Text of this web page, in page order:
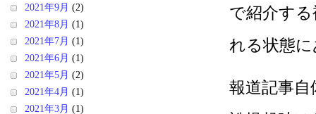
で紹介す
れる状態
報道記事
2021年9月 (2)
2021年8月 (1)
2021年7月 (1)
2021年6月 (1)
2021年5月 (2)
2021年4月 (1)
2021年3月 (1)